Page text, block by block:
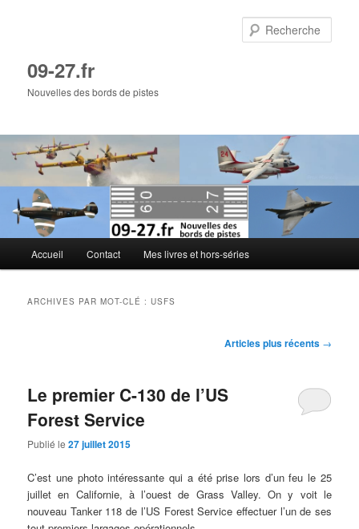
09-27.fr
Nouvelles des bords de pistes
principal
Accueil Contact Mes livres et hors-séries
ARCHIVES PAR MOT-CLÉ :USFS
Articles plus récents →
Le premier C-130 de l’US
Forest Service
Publié le27 juillet 2015
C’est une photo intéressante qui a été prise lors d’un feu le 25
juillet en Californie, à l’ouest de Grass Valley. On y voit le
nouveau Tanker 118 de l’US Forest Service effectuer l’un de ses